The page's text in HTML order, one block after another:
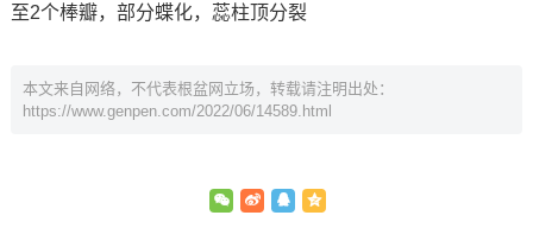
至2个棒瓣，部分蝶化，蕊柱顶分裂
本文来自网络，不代表根盆网立场，转载请注明出处：
https://www.genpen.com/2022/06/14589.html